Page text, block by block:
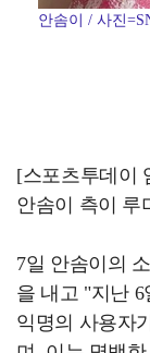
안솜이 / 사진
[스포츠투데이
안솜이 측이 루
7일 안솜이의
을 내고 "지난
익명의 사용자